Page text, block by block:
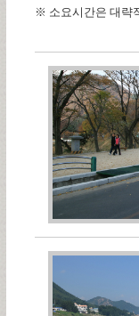
※ 소요시간은 대략